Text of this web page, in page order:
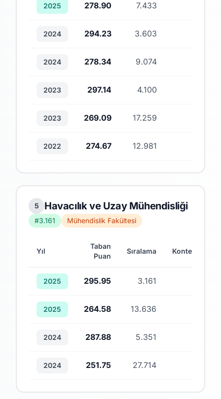
2025 278.90 7.433
2024 294.23 3.603
2024 278.34 9.074
2023 297.14 4.100
2023 269.09 17.259
2022 274.67 12.981
5 Havacılık ve Uzay Mühendisliği
#3.161 Mühendislik Fakültesi
Yıl
Taban
Puan
Sıralama Kontenjan
2025 295.95 3.161
2025 264.58 13.636
2024 287.88 5.351
2024 251.75 27.714